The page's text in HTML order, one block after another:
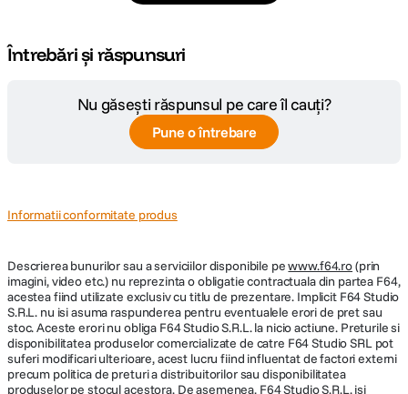
Întrebări și răspunsuri
Nu găsești răspunsul pe care îl cauți?
Pune o întrebare
Informatii conformitate produs
Descrierea bunurilor sau a serviciilor disponibile pewww.f64.ro(prin
imagini, video etc.) nu reprezinta o obligatie contractuala din partea F64,
acestea fiind utilizate exclusiv cu titlu de prezentare. Implicit F64 Studio
S.R.L. nu isi asuma raspunderea pentru eventualele erori de pret sau
stoc. Aceste erori nu obliga F64 Studio S.R.L. la nicio actiune. Preturile si
disponibilitatea produselor comercializate de catre F64 Studio SRL pot
suferi modificari ulterioare, acest lucru fiind influentat de factori externi
precum politica de preturi a distribuitorilor sau disponibilitatea
produselor pe stocul acestora. De asemenea, F64 Studio S.R.L. isi